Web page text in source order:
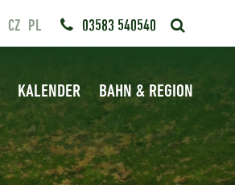
CZ PL 03583 540540
KALENDER BAHN & REGION